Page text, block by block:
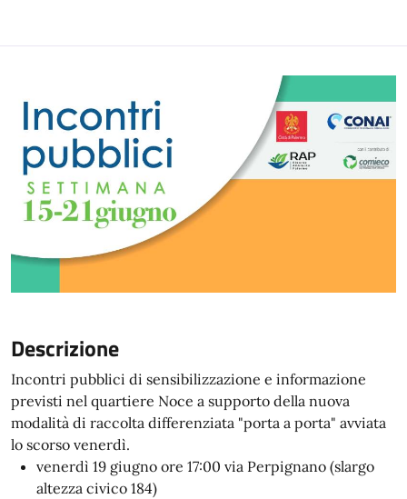
Descrizione
Incontri pubblici di sensibilizzazione e informazione
previsti nel quartiere Noce a supporto della nuova
modalità di raccolta differenziata "porta a porta" avviata
lo scorso venerdì.
venerdì 19 giugno ore 17:00 via Perpignano (slargo
altezza civico 184)